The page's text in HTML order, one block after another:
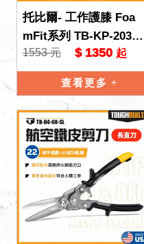
托比爾- 工作護膝 Foa
mFit系列 TB-KP-203R
透明 TB 托比爾 工作防
護 TOUG
1553 元 $ 1350 起
查看更多